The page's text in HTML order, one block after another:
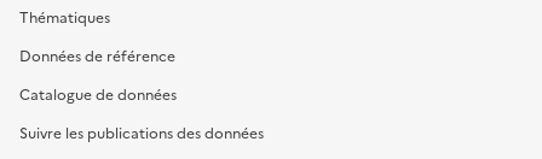
Thématiques
Données de référence
Catalogue de données
Suivre les publications des données